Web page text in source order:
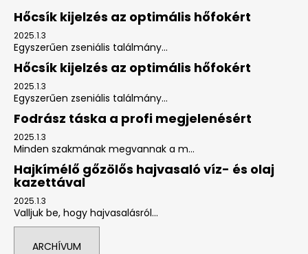
Hőcsík kijelzés az optimális hőfokért
2025.1.3
Egyszerűen zseniális találmány...
Hőcsík kijelzés az optimális hőfokért
2025.1.3
Egyszerűen zseniális találmány...
Fodrász táska a profi megjelenésért
2025.1.3
Minden szakmának megvannak a m...
Hajkímélő gőzölős hajvasaló víz- és olaj
kazettával
2025.1.3
Valljuk be, hogy hajvasalásról...
ARCHÍVUM